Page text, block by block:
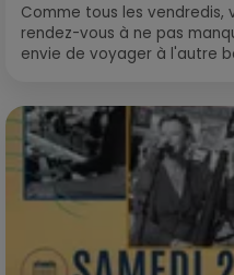
Comme tous les
rendez-vous à ne pas
envie de voyager à l'autre